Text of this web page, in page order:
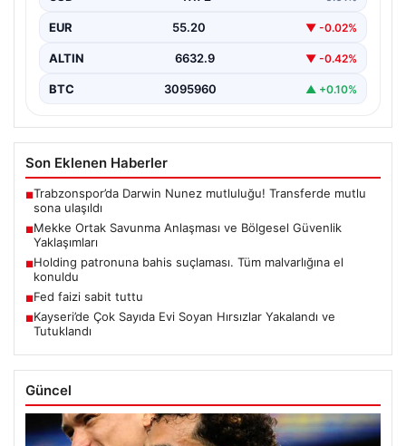
oluşum…
EUR 55.20 ▼ -0.02%
ALTIN 6632.9 ▼ -0.42%
BTC 3095960 ▲ +0.10%
Son Eklenen Haberler
■Trabzonspor’da Darwin Nunez mutluluğu! Transferde mutlu
sona ulaşıldı
■Mekke Ortak Savunma Anlaşması ve Bölgesel Güvenlik
Yaklaşımları
■Holding patronuna bahis suçlaması. Tüm malvarlığına el
konuldu
■Fed faizi sabit tuttu
■Kayseri’de Çok Sayıda Evi Soyan Hırsızlar Yakalandı ve
Tutuklandı
Güncel